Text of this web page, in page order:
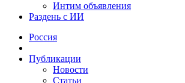
Интим объявления
Раздень с ИИ
Россия
Публикации
Новости
Статьи